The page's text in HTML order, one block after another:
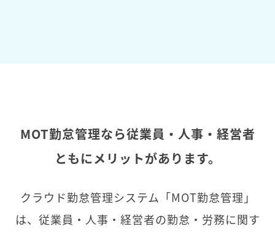
MOT勤怠管理なら従業員・人事・経営者
ともにメリットがあります。
クラウド勤怠管理システム「MOT勤怠管理」
は、従業員・人事・経営者の勤怠・労務に関す